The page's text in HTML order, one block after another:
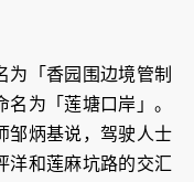
为「香园围边境管制
为「莲塘口岸」。
邹炳基说，驾驶人士
洋和莲麻坑路的交汇